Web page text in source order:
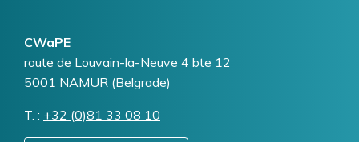
CWaPE
Addresse
route de Louvain-la-Neuve 4 bte 12
5001 NAMUR (Belgrade)
T. Téléphone
+32 (0)81 33 08 10